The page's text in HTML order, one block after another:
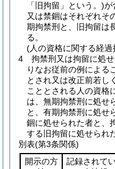
「旧拘留」という。)が
又は禁錮はそれぞれそ
期拘禁刑と、旧拘留は
る。
(人の資格に関する経過
4
拘禁刑又は拘留に処
りなお従前の例による
とされ又は改正前若し
こととされる人の資格
は、無期拘禁刑に処せ
と、有期拘禁刑に処せ
錮に処せられた者と、
する旧拘留に処せられ
別表(第3条関係)
開示の方
記録されて